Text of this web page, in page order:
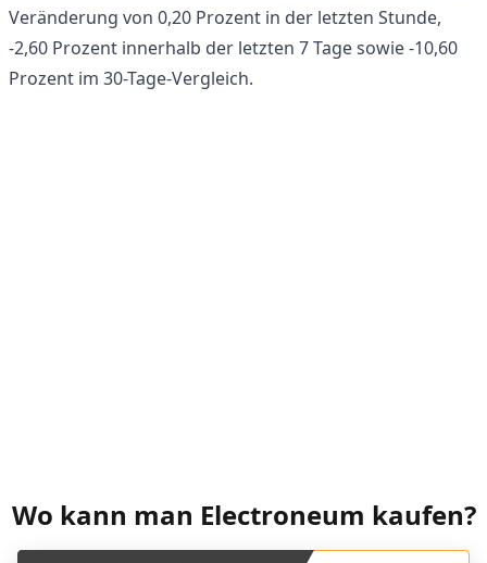
Veränderung von 0,20 Prozent in der letzten Stunde,
-2,60 Prozent innerhalb der letzten 7 Tage sowie -10,60
Prozent im 30-Tage-Vergleich.
Wo kann man Electroneum kaufen?